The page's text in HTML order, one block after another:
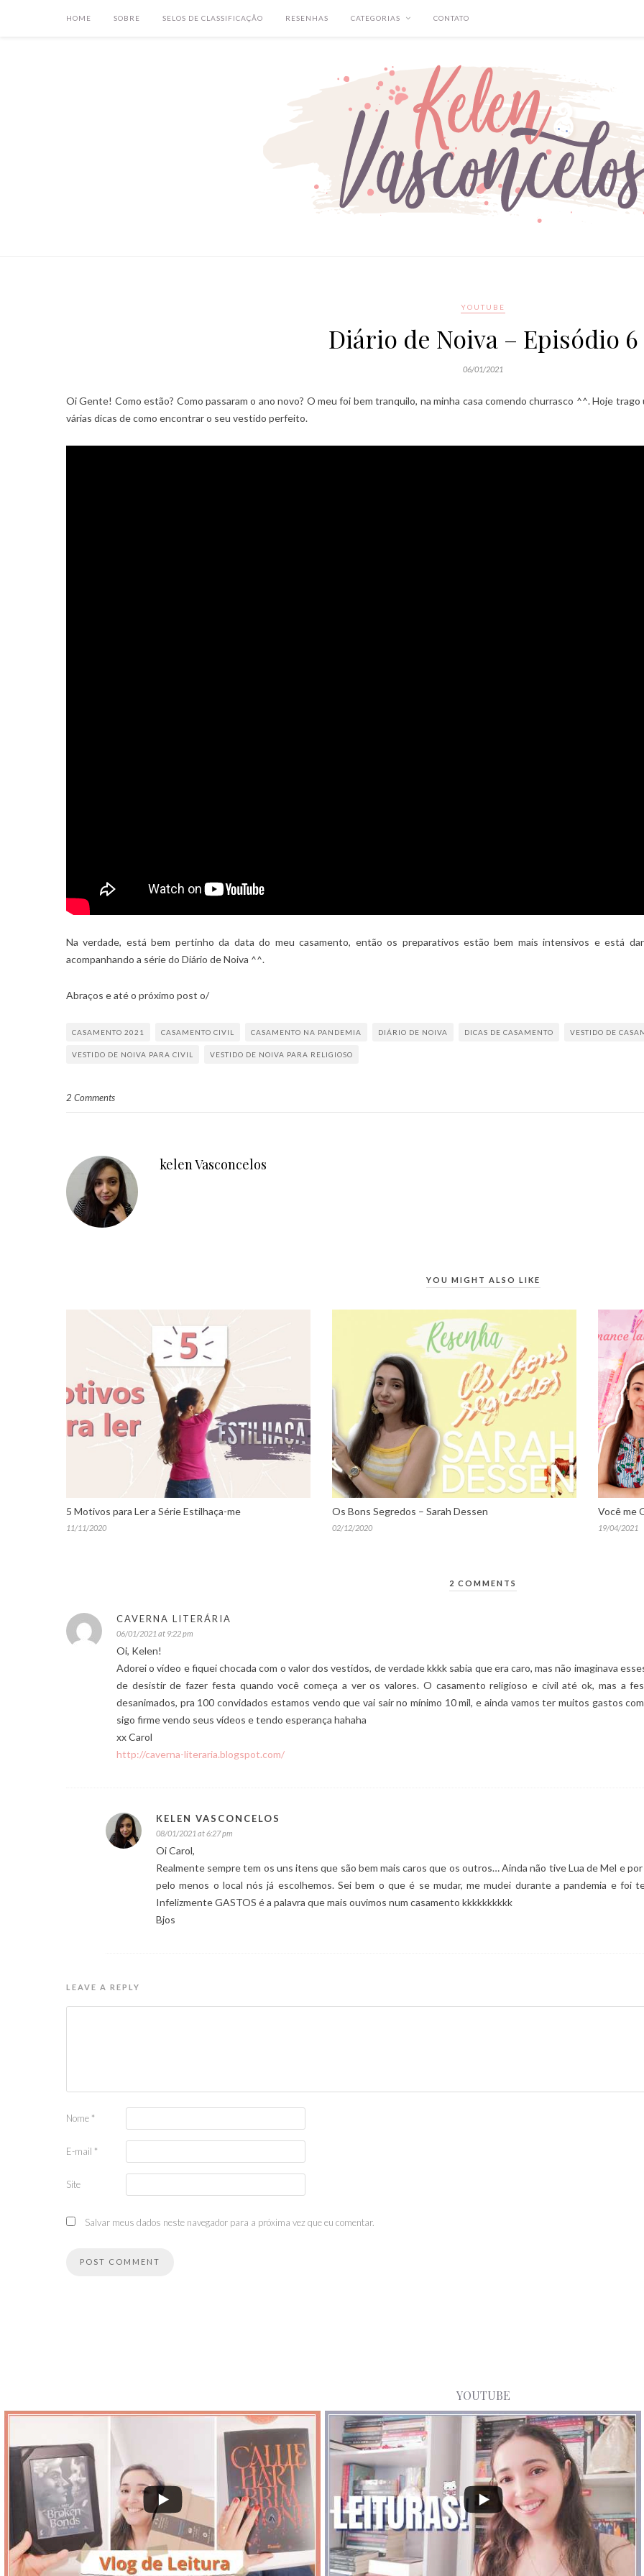
HOME SOBRE SELOS DE CLASSIFICAÇÃO RESENHAS CATEGORIAS CONTATO
YOUTUBE
Diário de Noiva – Episódio 6
06/01/2021
Oi Gente! Como estão? Como passaram o ano novo? O meu foi bem tranquilo, na minha casa comendo churrasco ^^. Hoje
várias dicas de como encontrar o seu vestido perfeito.
Na verdade, está bem pertinho da data do meu casamento, então os preparativos estão bem mais intensivos e está
acompanhando a série do Diário de Noiva ^^.
Abraços e até o próximo post o/
CASAMENTO 2021 CASAMENTO CIVIL CASAMENTO NA PANDEMIA DIÁRIO DE NOIVA DICAS DE CASAMENTO VESTIDO DE
VESTIDO DE NOIVA PARA CIVIL VESTIDO DE NOIVA PARA RELIGIOSO
2 Comments
kelen Vasconcelos
YOU MIGHT ALSO LIKE
5 Motivos para Ler a Série Estilhaça-me
11/11/2020
Os Bons Segredos – Sarah Dessen
02/12/2020
Você me
19/04/2021
2 COMMENTS
CAVERNA LITERÁRIA
06/01/2021 at 9:22 pm
Oi, Kelen!
Adorei o vídeo e fiquei chocada com o valor dos vestidos, de verdade kkkk sabia que era caro, mas não imaginava
de desistir de fazer festa quando você começa a ver os valores. O casamento religioso e civil até ok, mas a
desanimados, pra 100 convidados estamos vendo que vai sair no mínimo 10 mil, e ainda vamos ter muitos gastos
sigo firme vendo seus vídeos e tendo esperança hahaha
xx Carol
http://caverna-literaria.blogspot.com/
KELEN VASCONCELOS
08/01/2021 at 6:27 pm
Oi Carol,
Realmente sempre tem os uns itens que são bem mais caros que os outros… Ainda não tive Lua de Mel e
pelo menos o local nós já escolhemos. Sei bem o que é se mudar, me mudei durante a pandemia e foi
Infelizmente GASTOS é a palavra que mais ouvimos num casamento kkkkkkkkkk
Bjos
LEAVE A REPLY
Nome *
E-mail *
Site
Salvar meus dados neste navegador para a próxima vez que eu comentar.
YOUTUBE